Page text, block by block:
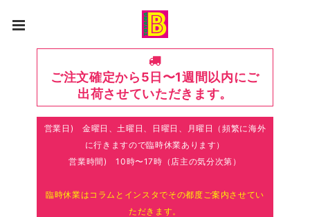
ご注文確定から5日〜1週間以内にご
出荷させていただきます。
営業日) 金曜日、土曜日、日曜日、月曜日（頻繁に海外
に行きますので臨時休業あります）
営業時間) 10時〜17時（店主の気分次第）
臨時休業はコラムとインスタでその都度ご案内させてい
ただきます。